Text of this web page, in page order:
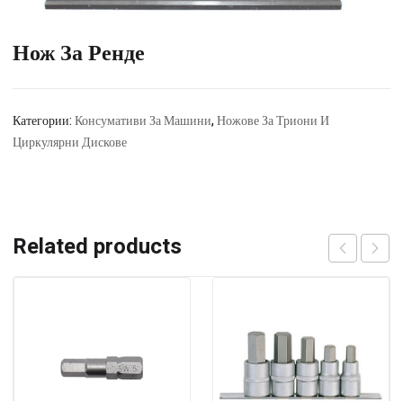
Нож За Ренде
Категории:Консумативи За Машини,Ножове За Триони И
Циркулярни Дискове
Related products